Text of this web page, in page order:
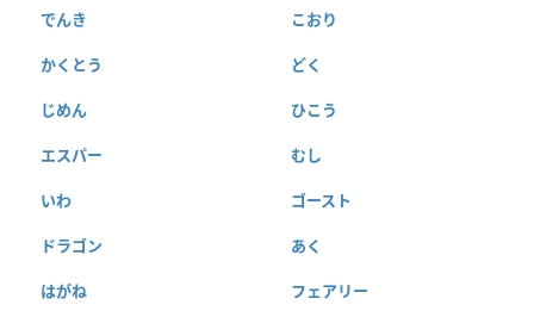
でんき こおり
かくとう どく
じめん ひこう
エスパー むし
いわ ゴースト
ドラゴン あく
はがね フェアリー